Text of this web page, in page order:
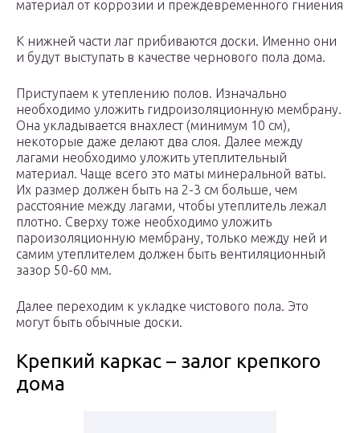
материал от коррозии и преждевременного гниения
К нижней части лаг прибиваются доски. Именно они
и будут выступать в качестве чернового пола дома.
Приступаем к утеплению полов. Изначально
необходимо уложить гидроизоляционную мембрану.
Она укладывается внахлест (минимум 10 см),
некоторые даже делают два слоя. Далее между
лагами необходимо уложить утеплительный
материал. Чаще всего это маты минеральной ваты.
Их размер должен быть на 2-3 см больше, чем
расстояние между лагами, чтобы утеплитель лежал
плотно. Сверху тоже необходимо уложить
пароизоляционную мембрану, только между ней и
самим утеплителем должен быть вентиляционный
зазор 50-60 мм.
Далее переходим к укладке чистового пола. Это
могут быть обычные доски.
Крепкий каркас – залог крепкого
дома